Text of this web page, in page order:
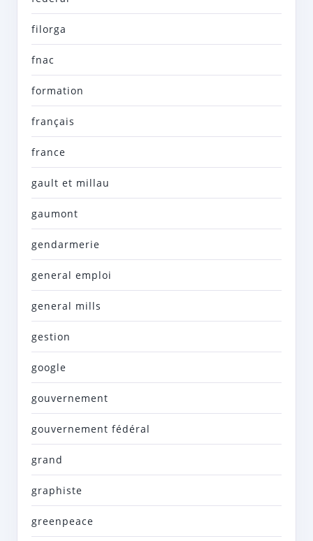
filorga
fnac
formation
français
france
gault et millau
gaumont
gendarmerie
general emploi
general mills
gestion
google
gouvernement
gouvernement fédéral
grand
graphiste
greenpeace